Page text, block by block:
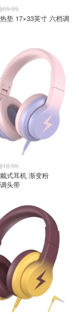
垫 17×33英寸 六档调
式耳机 渐变粉
头带